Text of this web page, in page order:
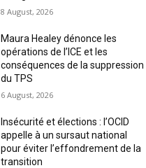
8 August, 2026
Maura Healey dénonce les
opérations de l’ICE et les
conséquences de la suppression
du TPS
6 August, 2026
Insécurité et élections : l’OCID
appelle à un sursaut national
pour éviter l’effondrement de la
transition